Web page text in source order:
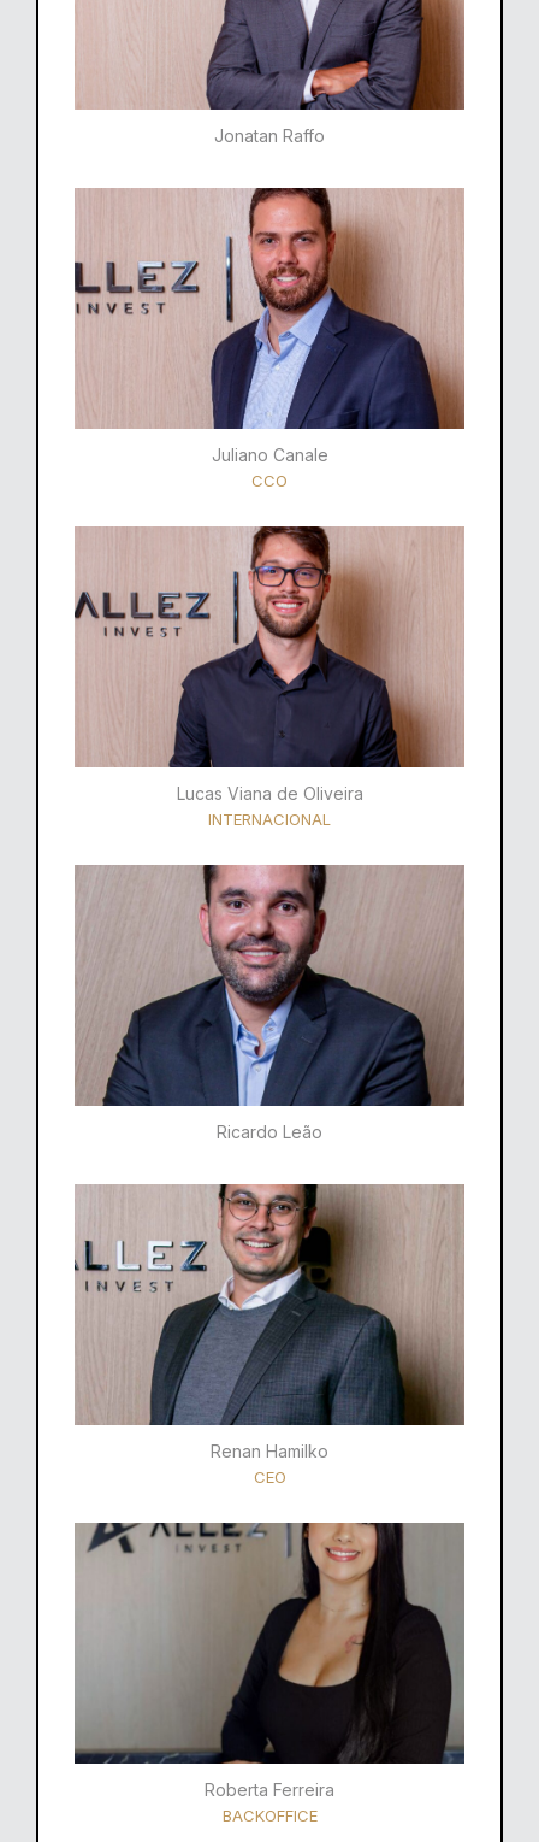
Jonatan Raffo
Juliano Canale
CCO
Lucas Viana de Oliveira
INTERNACIONAL
Ricardo Leão​
Renan Hamilko​
CEO
Roberta Ferreira
BACKOFFICE